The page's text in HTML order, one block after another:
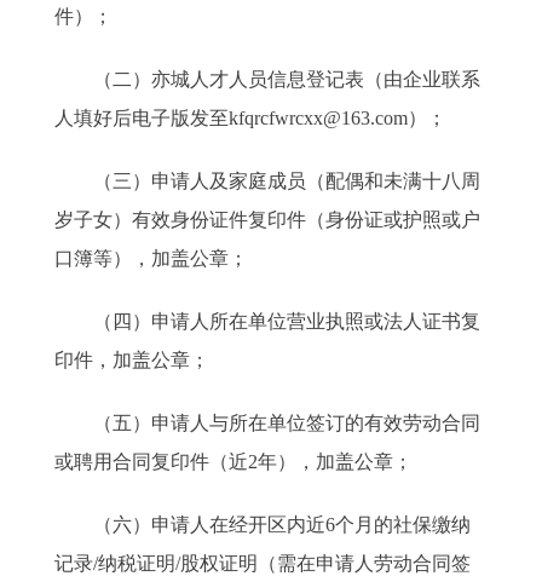
件）；
（二）亦城人才人员信息登记表（由企业联系
人填好后电子版发至kfqrcfwrcxx@163.com）；
（三）申请人及家庭成员（配偶和未满十八周
岁子女）有效身份证件复印件（身份证或护照或户
口簿等），加盖公章；
（四）申请人所在单位营业执照或法人证书复
印件，加盖公章；
（五）申请人与所在单位签订的有效劳动合同
或聘用合同复印件（近2年），加盖公章；
（六）申请人在经开区内近6个月的社保缴纳
记录/纳税证明/股权证明（需在申请人劳动合同签